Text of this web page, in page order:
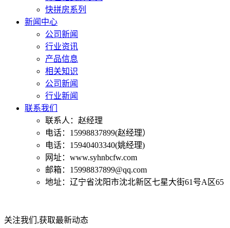
快拼房系列
新闻中心
公司新闻
行业资讯
产品信息
相关知识
公司新闻
行业新闻
联系我们
联系人：赵经理
电话：15998837899(赵经理）
电话：15940403340(姚经理)
网址：www.syhnbcfw.com
邮箱：15998837899@qq.com
地址：辽宁省沈阳市沈北新区七星大街61号A区65
关注我们,获取最新动态